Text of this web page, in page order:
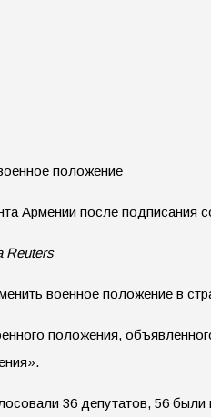
Армении после подписания
Reuters
военное положение в
положения,
36 депутатов, 56